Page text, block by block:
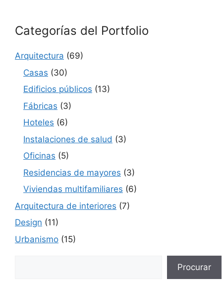
Categorías del Portfolio
Arquitectura (69)
Casas (30)
Edificios públicos (13)
Fábricas (3)
Hoteles (6)
Instalaciones de salud (3)
Oficinas (5)
Residencias de mayores (3)
Viviendas multifamiliares (6)
Arquitectura de interiores (7)
Design (11)
Urbanismo (15)
Procurar